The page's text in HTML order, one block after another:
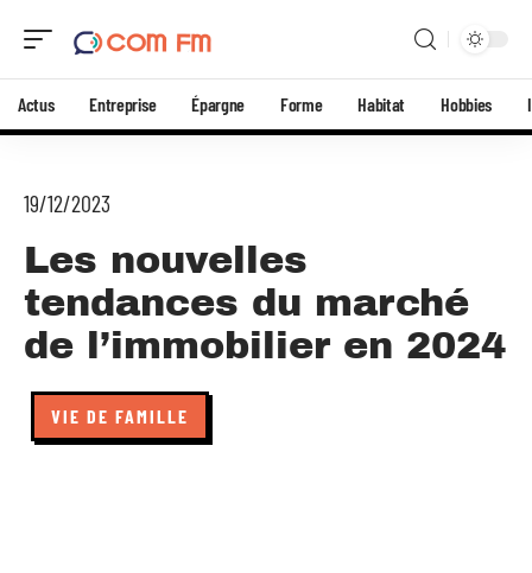
Actus Entreprise Épargne Forme Habitat Hobbies
19/12/2023
Les nouvelles
tendances du marché
de l’immobilier en 2024
VIE DE FAMILLE